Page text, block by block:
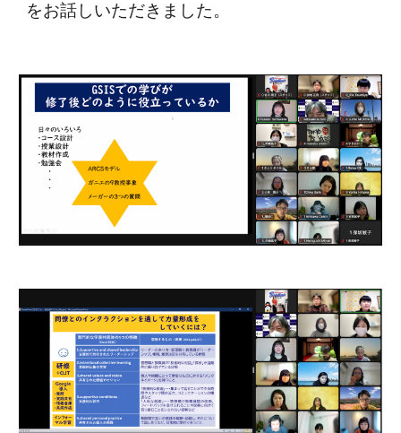
をお話しいただきました。